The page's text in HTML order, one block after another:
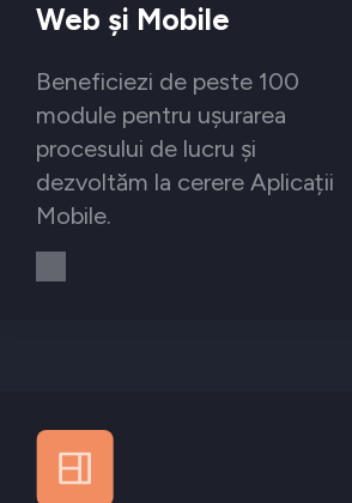
Web și Mobile
Beneficiezi de peste 100
module pentru ușurarea
procesului de lucru și
dezvoltăm la cerere Aplicații
Mobile.